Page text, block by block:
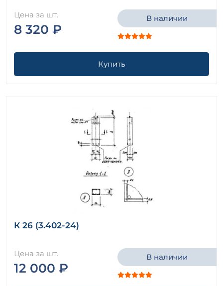
Цена за шт.
8 320 ₽
В наличии
Купить
К 26 (3.402-24)
Цена за шт.
12 000 ₽
В наличии